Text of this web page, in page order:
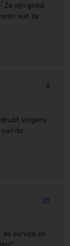
Ze zijn goed
wat ze
9
volgens
de
10
service en